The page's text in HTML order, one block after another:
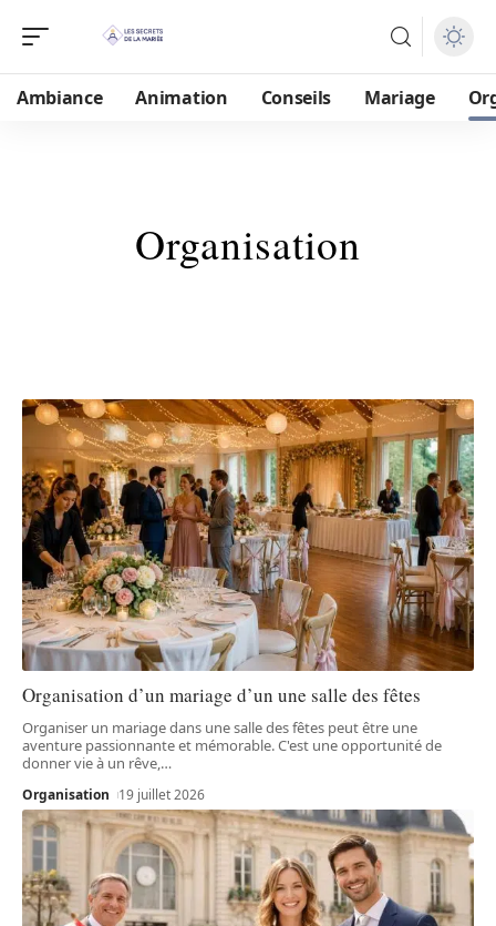
Ambiance Animation Conseils Mariage
Organisation
Organisation d’un mariage d’un une salle des fêtes
Organiser un mariage dans une salle des fêtes peut être une
aventure passionnante et mémorable. C'est une opportunité de
donner vie à un rêve,…
Organisation 19 juillet 2026